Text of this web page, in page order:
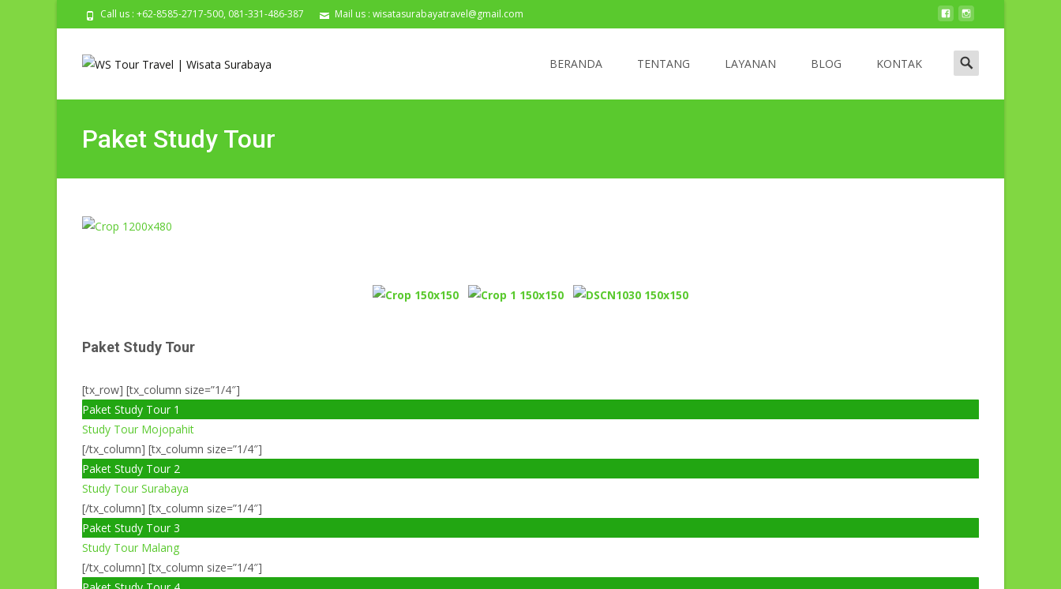
Call us : +62-8585-2717-500, 081-331-486-387 Mail us : wisatasurabayatravel@gmail.com
BERANDA TENTANG LAYANAN BLOG KONTAK
Paket Study Tour
Paket Study Tour
[tx_row] [tx_column size=”1/4″]
Paket Study Tour 1
Study Tour Mojopahit
[/tx_column] [tx_column size=”1/4″]
Paket Study Tour 2
Study Tour Surabaya
[/tx_column] [tx_column size=”1/4″]
Paket Study Tour 3
Study Tour Malang
[/tx_column] [tx_column size=”1/4″]